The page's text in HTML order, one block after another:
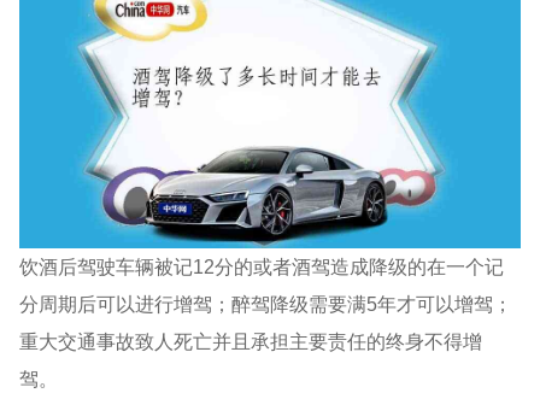
饮酒后驾驶车辆被记12分的或者酒驾造成降级的在一个记
分周期后可以进行增驾；醉驾降级需要满5年才可以增驾；
重大交通事故致人死亡并且承担主要责任的终身不得增
驾。